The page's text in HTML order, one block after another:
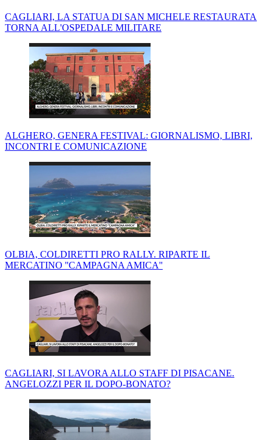
CAGLIARI, LA STATUA DI SAN MICHELE RESTAURATA
TORNA ALL'OSPEDALE MILITARE
ALGHERO, GENERA FESTIVAL: GIORNALISMO, LIBRI,
INCONTRI E COMUNICAZIONE
OLBIA, COLDIRETTI PRO RALLY. RIPARTE IL
MERCATINO ''CAMPAGNA AMICA''
CAGLIARI, SI LAVORA ALLO STAFF DI PISACANE.
ANGELOZZI PER IL DOPO-BONATO?